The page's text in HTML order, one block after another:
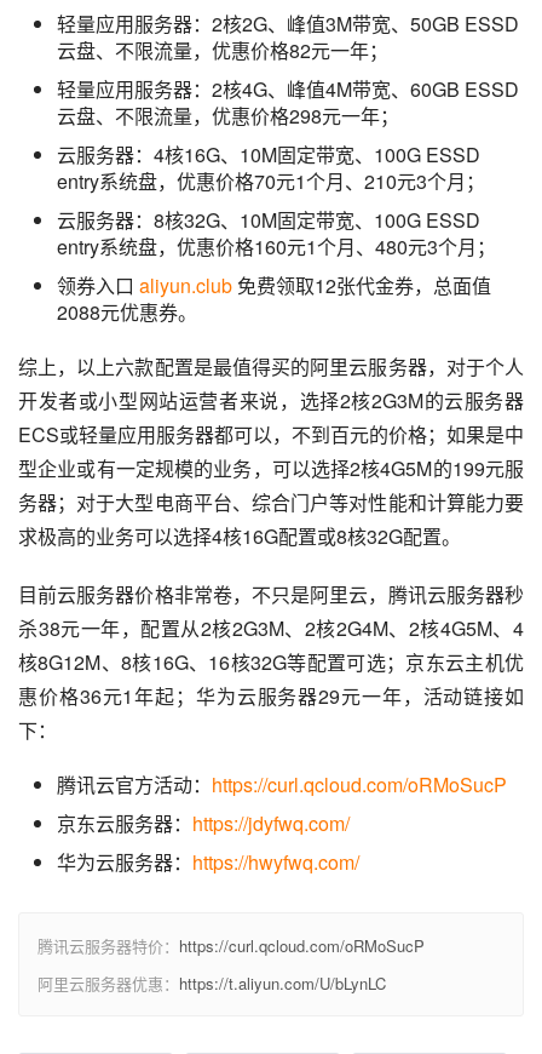
轻量应用服务器：2核2G、峰值3M带宽、50GB ESSD
云盘、不限流量，优惠价格82元一年；
轻量应用服务器：2核4G、峰值4M带宽、60GB ESSD
云盘、不限流量，优惠价格298元一年；
云服务器：4核16G、10M固定带宽、100G ESSD
entry系统盘，优惠价格70元1个月、210元3个月；
云服务器：8核32G、10M固定带宽、100G ESSD
entry系统盘，优惠价格160元1个月、480元3个月；
领券入口 aliyun.club 免费领取12张代金券，总面值
2088元优惠券。
综上，以上六款配置是最值得买的阿里云服务器，对于个人
开发者或小型网站运营者来说，选择2核2G3M的云服务器
ECS或轻量应用服务器都可以，不到百元的价格；如果是中
型企业或有一定规模的业务，可以选择2核4G5M的199元服
务器；对于大型电商平台、综合门户等对性能和计算能力要
求极高的业务可以选择4核16G配置或8核32G配置。
目前云服务器价格非常卷，不只是阿里云，腾讯云服务器秒
杀38元一年，配置从2核2G3M、2核2G4M、2核4G5M、4
核8G12M、8核16G、16核32G等配置可选；京东云主机优
惠价格36元1年起；华为云服务器29元一年，活动链接如
下：
腾讯云官方活动： https://curl.qcloud.com/oRMoSucP
京东云服务器： https://jdyfwq.com/
华为云服务器： https://hwyfwq.com/
腾讯云服务器特价： https://curl.qcloud.com/oRMoSucP
阿里云服务器优惠： https://t.aliyun.com/U/bLynLC